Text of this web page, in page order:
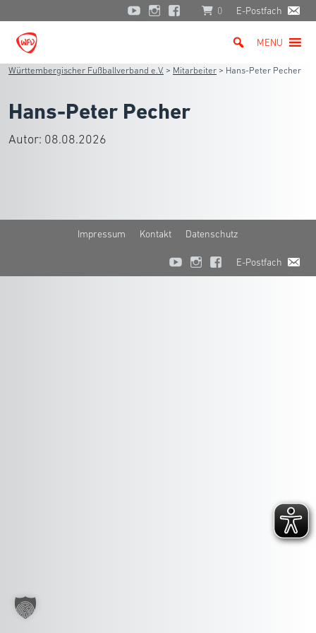
0 E-Postfach
MENU
Württembergischer Fußballverband e.V. > Mitarbeiter > Hans-Peter Pecher
Hans-Peter Pecher
Autor: 08.08.2026
Impressum Kontakt Datenschutz
E-Postfach